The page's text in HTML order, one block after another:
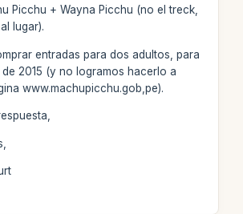
Picchu + Wayna Picchu (no el treck,
lugar).
entradas para dos adultos, para
2015 (y no logramos hacerlo a
www.machupicchu.gob,pe).